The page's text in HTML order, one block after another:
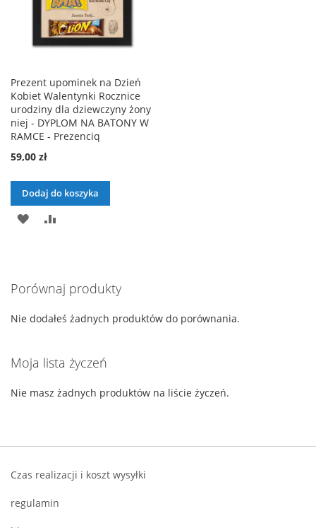
Prezent upominek na Dzień
Kobiet Walentynki Rocznice
urodziny dla dziewczyny żony
niej - DYPLOM NA BATONY W
RAMCE - Prezenciq
59,00 zł
Dodaj do koszyka
DODAJ
ŻYCZEŃ
Porównaj produkty
Nie dodałeś żadnych produktów do porównania.
Moja lista życzeń
Nie masz żadnych produktów na liście życzeń.
Czas realizacji i koszt wysyłki
regulamin